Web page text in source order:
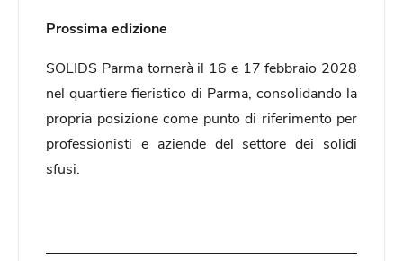
Prossima edizione
SOLIDS Parma tornerà il 16 e 17 febbraio 2028
nel quartiere fieristico di Parma, consolidando la
propria posizione come punto di riferimento per
professionisti e aziende del settore dei solidi
sfusi.